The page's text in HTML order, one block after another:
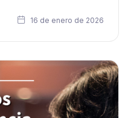
16 de enero de 2026